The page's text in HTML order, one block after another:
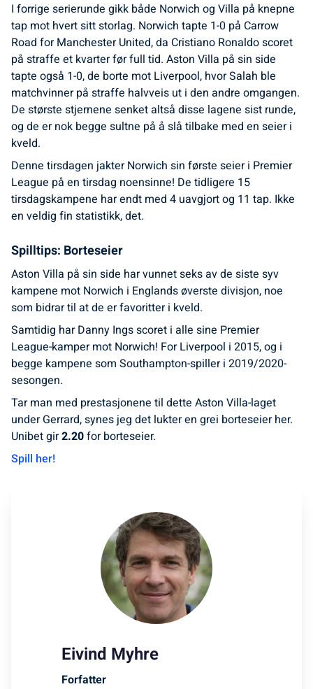
I forrige serierunde gikk både Norwich og Villa på knepne
tap mot hvert sitt storlag. Norwich tapte 1-0 på Carrow
Road for Manchester United, da Cristiano Ronaldo scoret
på straffe et kvarter før full tid. Aston Villa på sin side
tapte også 1-0, de borte mot Liverpool, hvor Salah ble
matchvinner på straffe halvveis ut i den andre omgangen.
De største stjernene senket altså disse lagene sist runde,
og de er nok begge sultne på å slå tilbake med en seier i
kveld.
Denne tirsdagen jakter Norwich sin første seier i Premier
League på en tirsdag noensinne! De tidligere 15
tirsdagskampene har endt med 4 uavgjort og 11 tap. Ikke
en veldig fin statistikk, det.
Spilltips: Borteseier
Aston Villa på sin side har vunnet seks av de siste syv
kampene mot Norwich i Englands øverste divisjon, noe
som bidrar til at de er favoritter i kveld.
Samtidig har Danny Ings scoret i alle sine Premier
League-kamper mot Norwich! For Liverpool i 2015, og i
begge kampene som Southampton-spiller i 2019/2020-
sesongen.
Tar man med prestasjonene til dette Aston Villa-laget
under Gerrard, synes jeg det lukter en grei borteseier her.
Unibet gir2.20for borteseier.
Spill her!
Eivind Myhre
Forfatter